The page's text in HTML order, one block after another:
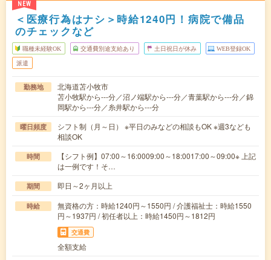
NEW
＜医療行為はナシ＞時給1240円！病院で備品
のチェックなど
職種未経験OK 交通費別途支給あり 土日祝日が休み WEB登録OK
派遣
勤務地
北海道苫小牧市
苫小牧駅から---分／沼ノ端駅から---分／青葉駅から---分／錦
岡駅から---分／糸井駅から---分
曜日頻度
シフト制（月～日） ※平日のみなどの相談もOK ※週3なども
相談OK
時間
【シフト例】07:00～16:0009:00～18:0017:00～09:00※ 上記
は一例です！そ…
期間 即日～2ヶ月以上
時給
無資格の方：時給1240円～1550円 / 介護福祉士：時給1550
円～1937円 / 初任者以上：時給1450円～1812円
交通費
全額支給